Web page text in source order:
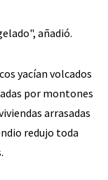
añadió.
yacían volcados
por montones
arrasadas
redujo toda